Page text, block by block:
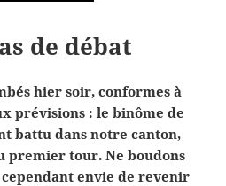
de débat
hier soir, conformes à
prévisions : le binôme de
battu dans notre canton,
premier tour. Ne boudons
cependant envie de revenir